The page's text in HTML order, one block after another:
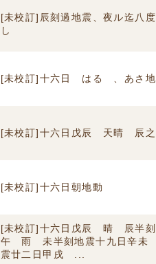
[未校訂]辰刻過地震、夜ル迄八
し
[未校訂]十六日 はるゝ、あさ地
[未校訂]十六日戊辰 天晴 辰之
[未校訂]十六日朝地動
[未校訂]十六日戊辰 晴 辰半刻
午 雨 未半刻地震十九日辛
震廿二日甲戌 ...